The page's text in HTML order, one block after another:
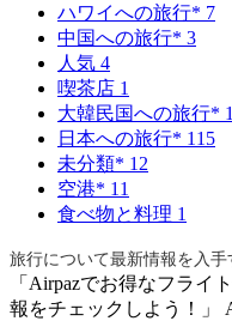
ハワイへの旅行* 7
中国への旅行* 3
人気 4
喫茶店 1
大韓民国への旅行*
日本への旅行* 115
未分類* 12
空港* 11
食べ物と料理 1
旅行について最新情報を入手
「Airpazでお得なフライ
報をチェックしよう！」